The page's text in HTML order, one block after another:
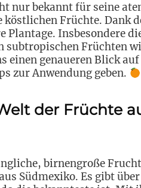
nur bekannt für seine
köstlichen Früchte. Dank
Plantage. Insbesondere
subtropischen Früchten
einen genaueren Blick
zur Anwendung geben.
der Früchte
birnengroße
Südmexiko. Es gibt